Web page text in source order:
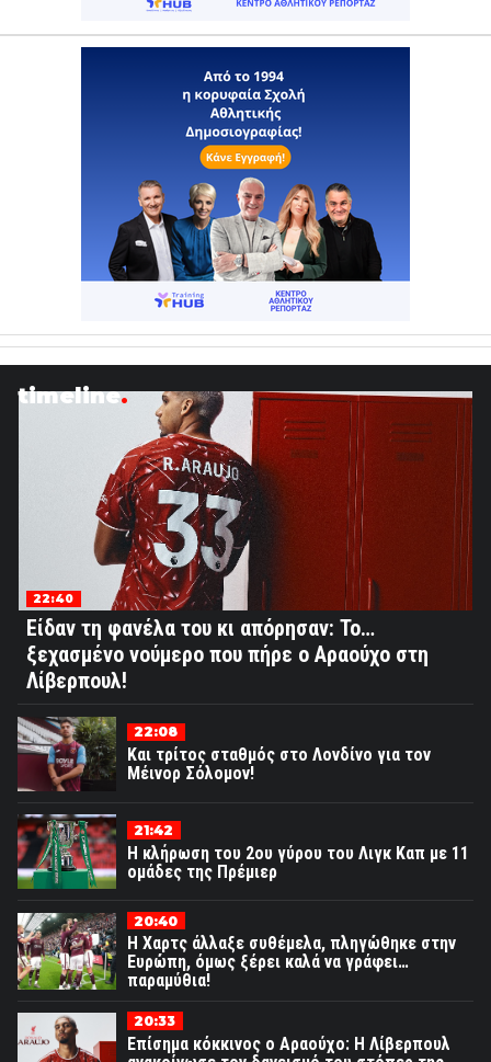
timeline
22:40
Είδαν τη φανέλα του κι απόρησαν: Το…
ξεχασμένο νούμερο που πήρε ο Αραούχο στη
Λίβερπουλ!
22:08
Και τρίτος σταθμός στο Λονδίνο για τον
Μέινορ Σόλομον!
21:42
Η κλήρωση του 2ου γύρου του Λιγκ Καπ με 11
ομάδες της Πρέμιερ
20:40
Η Χαρτς άλλαξε συθέμελα, πληγώθηκε στην
Ευρώπη, όμως ξέρει καλά να γράφει…
παραμύθια!
20:33
Επίσημα κόκκινος ο Αραούχο: Η Λίβερπουλ